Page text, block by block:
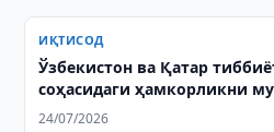
ИҚТИСОД
Ўзбекистон ва Қатар
соҳасидаги ҳамкорликни
24/07/2026